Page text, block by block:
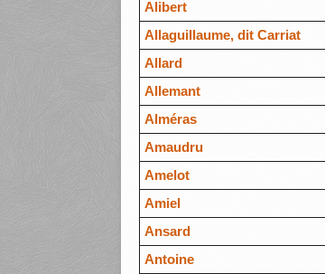
Alibert
Allaguillaume, dit Carriat
Allard
Allemant
Alméras
Amaudru
Amelot
Amiel
Ansard
Antoine